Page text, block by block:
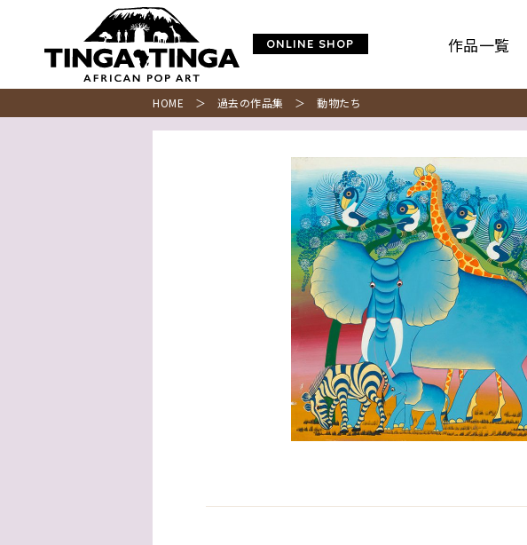
ONLINE SHOP 作品一覧
HOME ＞ 過去の作品集 ＞ 動物たち